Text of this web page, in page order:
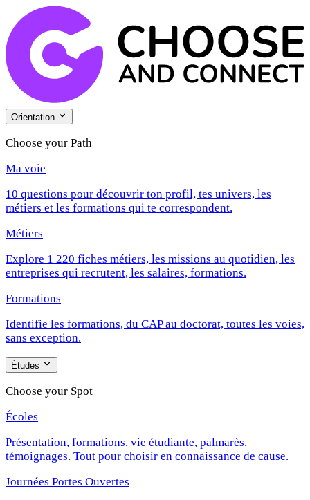
Orientation
Choose your Path
Ma voie
10 questions pour découvrir ton profil, tes univers, les
métiers et les formations qui te correspondent.
Métiers
Explore 1 220 fiches métiers, les missions au quotidien, les
entreprises qui recrutent, les salaires, formations.
Formations
Identifie les formations, du CAP au doctorat, toutes les voies,
sans exception.
Études
Choose your Spot
Écoles
Présentation, formations, vie étudiante, palmarès,
témoignages. Tout pour choisir en connaissance de cause.
Journées Portes Ouvertes